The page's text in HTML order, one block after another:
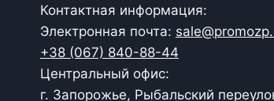
Контактная информация:
Электронная почта:
+38 (067) 840-88-44
Центральный офис:
г. Запорожье, Рыбальский